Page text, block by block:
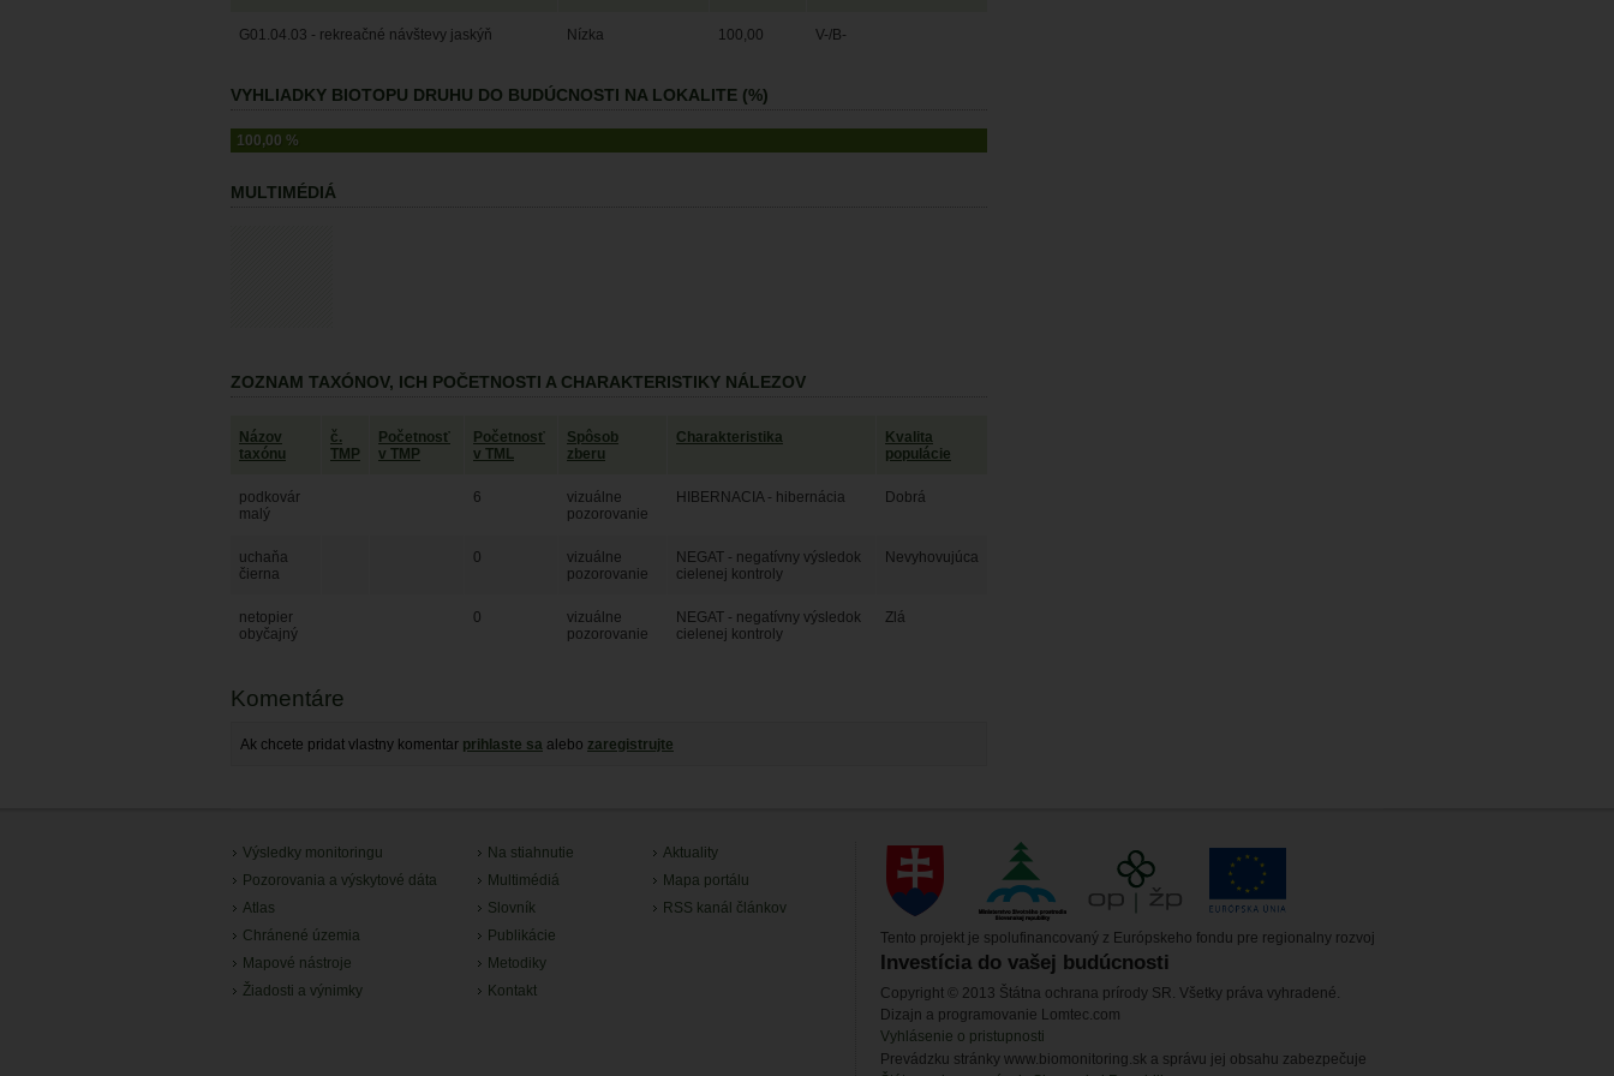
G01.04.03 - rekreačné návštevy jaskýň Nízka 100,00 V-/B-
VYHLIADKY BIOTOPU DRUHU DO BUDÚCNOSTI NA LOKALITE (%)
100,00 %
MULTIMÉDIÁ
ZOZNAM TAXÓNOV, ICH POČETNOSTI A CHARAKTERISTIKY NÁLEZOV
Názov
taxónu
č.
TMP
Početnosť
v TMP
Početnosť
v TML
Spôsob
zberu
Charakteristika
Kvalita
populácie
podkovár
malý
6
vizuálne
pozorovanie
HIBERNACIA - hibernácia Dobrá
uchaňa
čierna
0
vizuálne
pozorovanie
NEGAT - negatívny výsledok
cielenej kontroly
Nevyhovujúca
netopier
obyčajný
0
vizuálne
pozorovanie
NEGAT - negatívny výsledok
cielenej kontroly
Zlá
Komentáre
Ak chcete pridat vlastny komentar prihlaste sa alebo zaregistrujte
Výsledky monitoringu
Pozorovania a výskytové dáta
Atlas
Chránené územia
Mapové nástroje
Žiadosti a výnimky
Na stiahnutie
Multimédiá
Slovník
Publikácie
Metodiky
Kontakt
Aktuality
Mapa portálu
RSS kanál článkov
Tento projekt je spolufinancovaný z Európskeho fondu pre regionalny rozvoj
Investícia do vašej budúcnosti
Copyright © 2013 Štátna ochrana prírody SR. Všetky práva vyhradené.
Dizajn a programovanie Lomtec.com
Vyhlásenie o pristupnosti
Prevádzku stránky www.biomonitoring.sk a správu jej obsahu zabezpečuje